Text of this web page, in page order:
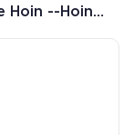
Hoin --Hoin